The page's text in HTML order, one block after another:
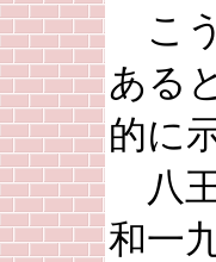
こ
ある
的に
八
和一